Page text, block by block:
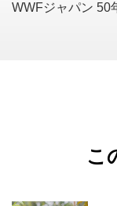
WWFジャパン 50
こ